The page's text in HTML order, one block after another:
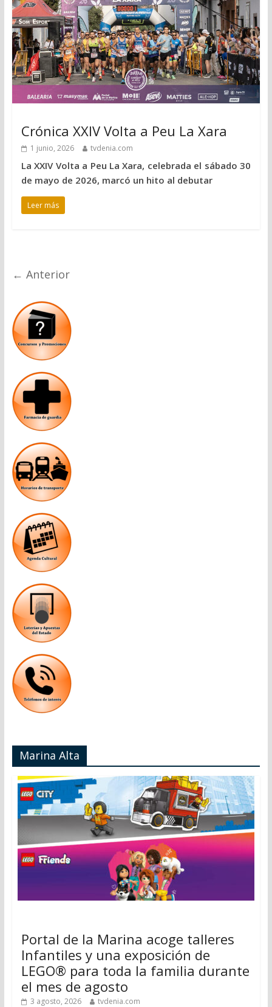
Crónica XXIV Volta a Peu La Xara
1 junio, 2026 tvdenia.com
La XXIV Volta a Peu La Xara, celebrada el sábado 30
de mayo de 2026, marcó un hito al debutar
Leer más
← Anterior
Marina Alta
Portal de la Marina acoge talleres
Infantiles y una exposición de
LEGO® para toda la familia durante
el mes de agosto
3 agosto, 2026 tvdenia.com